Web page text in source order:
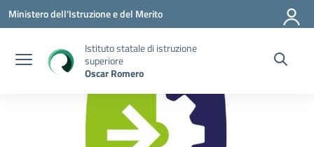
Vai ai contenuti
Vai al menu di navigazione
Vai al footer
Ministero dell'Istruzione e del Merito
Istituto statale di istruzione
superiore
Oscar Romero